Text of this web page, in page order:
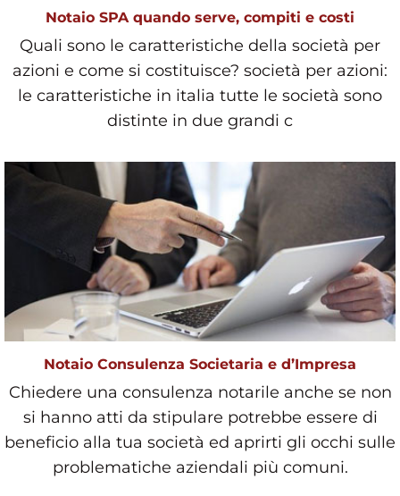
Notaio SPA quando serve, compiti e costi
Quali sono le caratteristiche della società per
azioni e come si costituisce? società per azioni:
le caratteristiche in italia tutte le società sono
distinte in due grandi c
Notaio Consulenza Societaria e d’Impresa
Chiedere una consulenza notarile anche se non
si hanno atti da stipulare potrebbe essere di
beneficio alla tua società ed aprirti gli occhi sulle
problematiche aziendali più comuni.